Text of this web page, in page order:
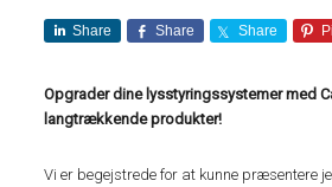
Share Share Share
Opgrader dine lysstyringssystemer med
langtrækkende produkter!
Vi er begejstrede for at kunne præsentere